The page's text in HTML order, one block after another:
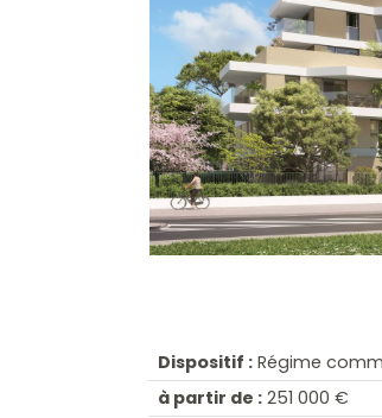
Dispositif : Régime
à partir de : 251 000 €